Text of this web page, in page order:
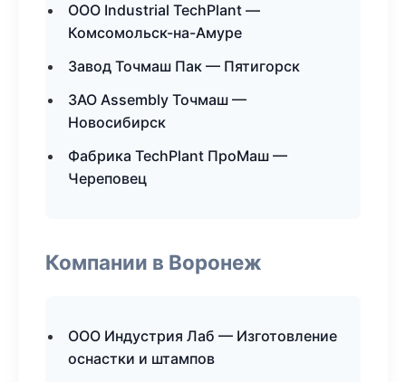
ООО Industrial TechPlant —
Комсомольск-на-Амуре
Завод Точмаш Пак — Пятигорск
ЗАО Assembly Точмаш —
Новосибирск
Фабрика TechPlant ПроМаш —
Череповец
Компании в Воронеж
ООО Индустрия Лаб — Изготовление
оснастки и штампов